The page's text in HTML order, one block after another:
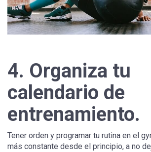
4. Organiza tu
calendario de
entrenamiento.
Tener orden y programar tu rutina en el
más constante desde el principio, a no